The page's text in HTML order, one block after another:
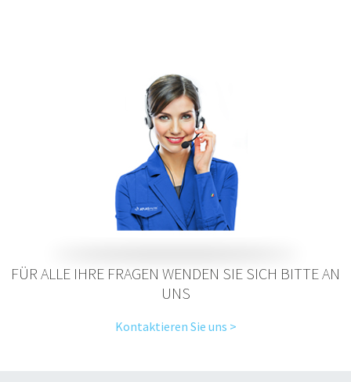
FÜR ALLE IHRE FRAGEN WENDEN SIE SICH BITTE AN
UNS
Kontaktieren Sie uns >